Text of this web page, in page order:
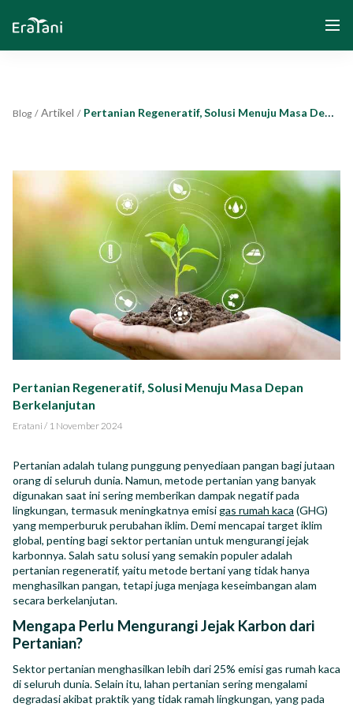
Tentang Kami
Solusi
Komunitas dan Program
Yayasan Segenggam Beras
Media
ID EN
Blog / Artikel / Pertanian Regeneratif, Solusi Menuju Masa Depan Berkelanjutan
Pertanian Regeneratif, Solusi Menuju Masa Depan
Berkelanjutan
Eratani / 1 November 2024
Pertanian adalah tulang punggung penyediaan pangan bagi jutaan
orang di seluruh dunia. Namun, metode pertanian yang banyak
digunakan saat ini sering memberikan dampak negatif pada
lingkungan, termasuk meningkatnya emisigas rumah kaca (GHG)
yang memperburuk perubahan iklim. Demi mencapai target iklim
global, penting bagi sektor pertanian untuk mengurangi jejak
karbonnya. Salah satu solusi yang semakin populer adalah
pertanian regeneratif, yaitu metode bertani yang tidak hanya
menghasilkan pangan, tetapi juga menjaga keseimbangan alam
secara berkelanjutan.
Mengapa Perlu Mengurangi Jejak Karbon dari
Pertanian?
Sektor pertanian menghasilkan lebih dari 25% emisi gas rumah kaca
di seluruh dunia. Selain itu, lahan pertanian sering mengalami
degradasi akibat praktik yang tidak ramah lingkungan, yang pada